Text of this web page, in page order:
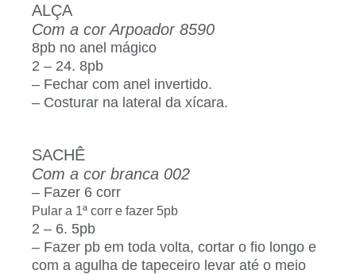
ALÇA
Com a cor Arpoador 8590
8pb no anel mágico
2 – 24. 8pb
– Fechar com anel invertido.
– Costurar na lateral da xícara.
SACHÊ
Com a cor branca 002
– Fazer 6 corr
Pular a 1ª corr e fazer 5pb
2 – 6. 5pb
– Fazer pb em toda volta, cortar o fio longo e
com a agulha de tapeceiro levar até o meio